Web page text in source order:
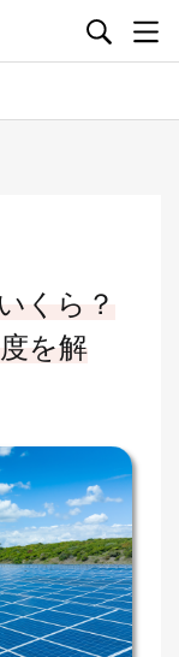
くら？
を解